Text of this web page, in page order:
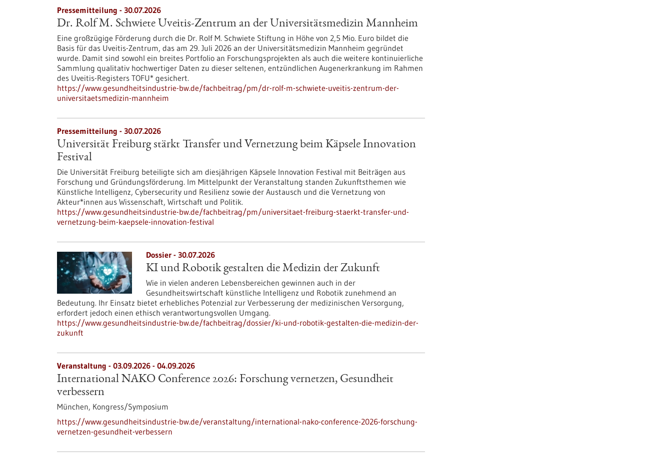
Pressemitteilung - 30.07.2026
Dr. Rolf M. Schwiete Uveitis-Zentrum an der Universitätsmedizin Mannheim
Eine großzügige Förderung durch die Dr. Rolf M. Schwiete Stiftung in Höhe von 2,5 Mio. Euro bildet die
Basis für das Uveitis-Zentrum, das am 29. Juli 2026 an der Universitätsmedizin Mannheim gegründet
wurde. Damit sind sowohl ein breites Portfolio an Forschungsprojekten als auch die weitere kontinuierliche
Sammlung qualitativ hochwertiger Daten zu dieser seltenen, entzündlichen Augenerkrankung im Rahmen
des Uveitis-Registers TOFU* gesichert.
https://www.gesundheitsindustrie-bw.de/fachbeitrag/pm/dr-rolf-m-schwiete-uveitis-zentrum-der-
universitaetsmedizin-mannheim
Pressemitteilung - 30.07.2026
Universität Freiburg stärkt Transfer und Vernetzung beim Käpsele Innovation
Festival
Die Universität Freiburg beteiligte sich am diesjährigen Käpsele Innovation Festival mit Beiträgen aus
Forschung und Gründungsförderung. Im Mittelpunkt der Veranstaltung standen Zukunftsthemen wie
Künstliche Intelligenz, Cybersecurity und Resilienz sowie der Austausch und die Vernetzung von
Akteur*innen aus Wissenschaft, Wirtschaft und Politik.
https://www.gesundheitsindustrie-bw.de/fachbeitrag/pm/universitaet-freiburg-staerkt-transfer-und-
vernetzung-beim-kaepsele-innovation-festival
Dossier - 30.07.2026
KI und Robotik gestalten die Medizin der Zukunft
Wie in vielen anderen Lebensbereichen gewinnen auch in der
Gesundheitswirtschaft künstliche Intelligenz und Robotik zunehmend an
Bedeutung. Ihr Einsatz bietet erhebliches Potenzial zur Verbesserung der medizinischen Versorgung,
erfordert jedoch einen ethisch verantwortungsvollen Umgang.
https://www.gesundheitsindustrie-bw.de/fachbeitrag/dossier/ki-und-robotik-gestalten-die-medizin-der-
zukunft
Veranstaltung - 03.09.2026 - 04.09.2026
International NAKO Conference 2026: Forschung vernetzen, Gesundheit
verbessern
München, Kongress/Symposium
https://www.gesundheitsindustrie-bw.de/veranstaltung/international-nako-conference-2026-forschung-
vernetzen-gesundheit-verbessern